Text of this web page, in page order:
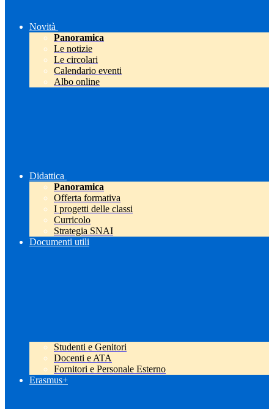
Novità
Panoramica
Le notizie
Le circolari
Calendario eventi
Albo online
Didattica
Panoramica
Offerta formativa
I progetti delle classi
Curricolo
Strategia SNAI
Documenti utili
Studenti e Genitori
Docenti e ATA
Fornitori e Personale Esterno
Erasmus+